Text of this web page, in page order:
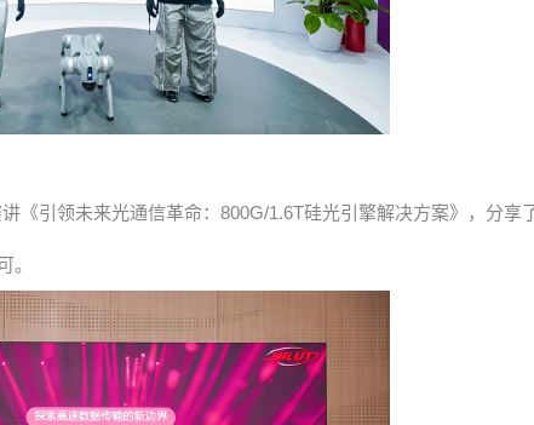
引领未来光通信革命：800G/1.6T硅光引擎解决方案》，分享
。